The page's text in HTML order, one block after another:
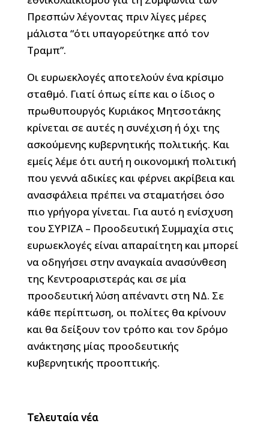
Πρεσπών λέγοντας πριν λίγες μέρες
μάλιστα “ότι υπαγορεύτηκε από τον
Τραμπ”.
Οι ευρωεκλογές αποτελούν ένα κρίσιμο
σταθμό. Γιατί όπως είπε και ο ίδιος ο
πρωθυπουργός Κυριάκος Μητσοτάκης
κρίνεται σε αυτές η συνέχιση ή όχι της
ασκούμενης κυβερνητικής πολιτικής. Και
εμείς λέμε ότι αυτή η οικονομική πολιτική
που γεννά αδικίες και φέρνει ακρίβεια και
ανασφάλεια πρέπει να σταματήσει όσο
πιο γρήγορα γίνεται. Για αυτό η ενίσχυση
του ΣΥΡΙΖΑ – Προοδευτική Συμμαχία στις
ευρωεκλογές είναι απαραίτητη και μπορεί
να οδηγήσει στην αναγκαία ανασύνθεση
της Κεντροαριστεράς και σε μία
προοδευτική λύση απέναντι στη ΝΔ. Σε
κάθε περίπτωση, οι πολίτες θα κρίνουν
και θα δείξουν τον τρόπο και τον δρόμο
ανάκτησης μίας προοδευτικής
κυβερνητικής προοπτικής.
Τελευταία νέα